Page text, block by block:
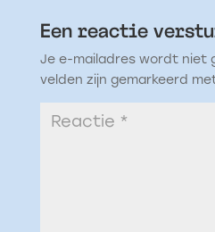
Een reactie
Je e-mailadres wordt niet
velden zijn gemarkeerd